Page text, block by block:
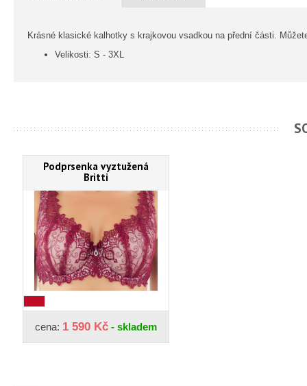
Krásné klasické kalhotky s krajkovou vsadkou na přední části.
Velikosti: S - 3XL
Podprsenka vyztužená
Britti
cena: 1 590 Kč - skladem